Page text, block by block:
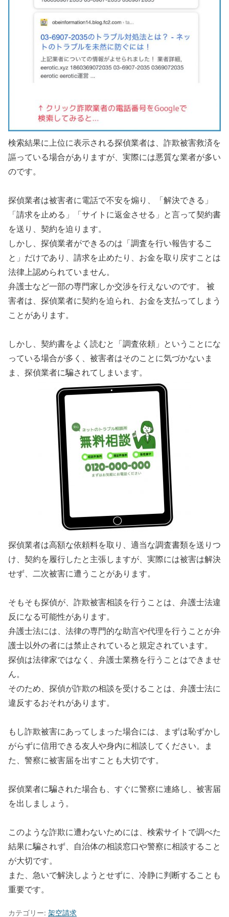
検索結果に上位に表示される探偵業者は、詐欺被害救済を
謳っている場合がありますが、実際には悪質な業者が多い
のです。
探偵業者は被害者に電話で不安を煽り、「解決できる」
「請求を止める」「サイトに返金させる」と言って契約書
を送り、契約を迫ります。
しかし、探偵業者ができるのは「調査を行い報告するこ
と」だけであり、請求を止めたり、お金を取り戻すことは
法律上認められていません。
弁護士など一部の専門家しか交渉を行えないのです。 被
害者は、探偵業者に契約を迫られ、お金を支払ってしまう
ことがあります。
しかし、契約書をよく読むと「調査依頼」ということにな
っている場合が多く、被害者はそのことに気づかないま
ま、探偵業者に騙されてしまいます。
探偵業者は高額な依頼料を取り、適当な調査書類を送りつ
け、契約を履行したと主張しますが、実際には被害は解決
せず、二次被害に遭うことがあります。
そもそも探偵が、詐欺被害相談を行うことは、弁護士法違
反になる可能性があります。
弁護士法には、法律の専門的な助言や代理を行うことが弁
護士以外の者には禁止されていると規定されています。
探偵は法律家ではなく、弁護士業務を行うことはできませ
ん。
そのため、探偵が詐欺の相談を受けることは、弁護士法に
違反するおそれがあります。
もし詐欺被害にあってしまった場合には、まずは恥ずかし
がらずに信用できる友人や身内に相談してください。ま
た、警察に被害届を出すことも大切です。
探偵業者に騙された場合も、すぐに警察に連絡し、被害届
を出しましょう。
このような詐欺に遭わないためには、検索サイトで調べた
結果に騙されず、自治体の相談窓口や警察に相談すること
が大切です。
また、急いで解決しようとせずに、冷静に判断することも
重要です。
カテゴリー: 架空請求